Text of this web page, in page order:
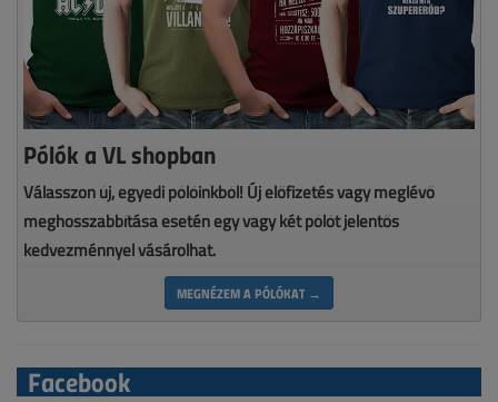
Pólók a VL shopban
Válasszon új, egyedi pólóinkból! Új előfizetés vagy meglévő
meghosszabbítása esetén egy vagy két pólót jelentős
kedvezménnyel vásárolhat.
MEGNÉZEM A PÓLÓKAT →
Facebook